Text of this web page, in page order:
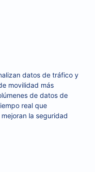
datos de tráfico y
movilidad más
de datos de
real que
la seguridad